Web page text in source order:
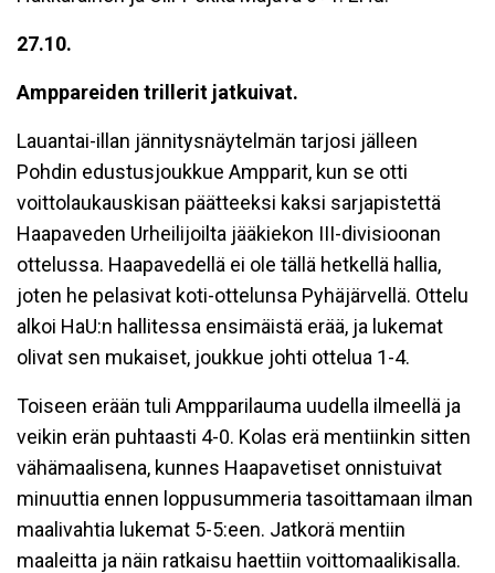
27.10.
Amppareiden trillerit jatkuivat.
Lauantai-illan jännitysnäytelmän tarjosi jälleen
Pohdin edustusjoukkue Ampparit, kun se otti
voittolaukauskisan päätteeksi kaksi sarjapistettä
Haapaveden Urheilijoilta jääkiekon III-divisioonan
ottelussa. Haapavedellä ei ole tällä hetkellä hallia,
joten he pelasivat koti-ottelunsa Pyhäjärvellä. Ottelu
alkoi HaU:n hallitessa ensimäistä erää, ja lukemat
olivat sen mukaiset, joukkue johti ottelua 1-4.
Toiseen erään tuli Ampparilauma uudella ilmeellä ja
veikin erän puhtaasti 4-0. Kolas erä mentiinkin sitten
vähämaalisena, kunnes Haapavetiset onnistuivat
minuuttia ennen loppusummeria tasoittamaan ilman
maalivahtia lukemat 5-5:een. Jatkorä mentiin
maaleitta ja näin ratkaisu haettiin voittomaalikisalla.